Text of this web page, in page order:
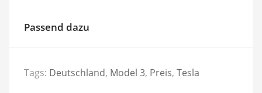
Passend dazu
Tags: Deutschland, Model 3, Preis, Tesla